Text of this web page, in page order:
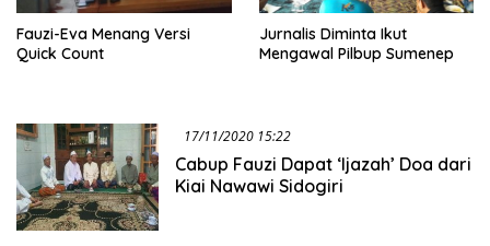
Fauzi-Eva Menang Versi
Quick Count
Jurnalis Diminta Ikut
Mengawal Pilbup Sumenep
17/11/2020 15:22
Cabup Fauzi Dapat ‘Ijazah’ Doa dari
Kiai Nawawi Sidogiri